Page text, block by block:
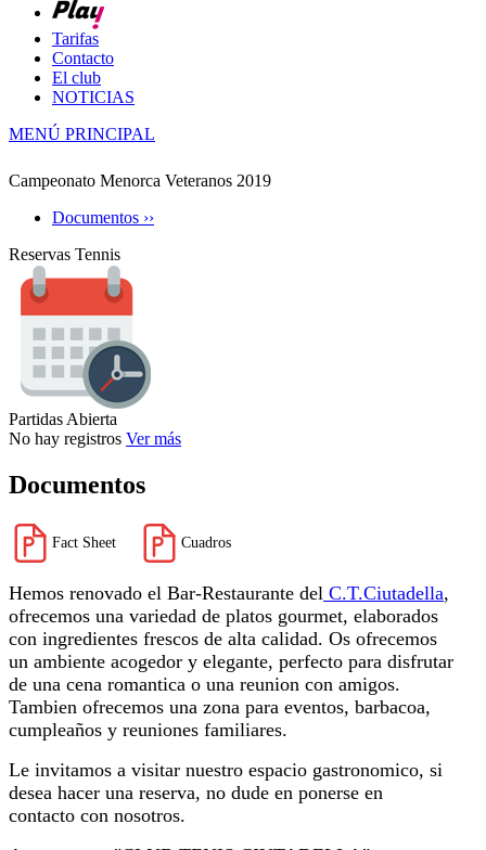
Tarifas
Contacto
El club
NOTICIAS
MENÚ PRINCIPAL
Campeonato Menorca Veteranos 2019
Documentos ››
Reservas Tennis
Partidas Abierta
No hay registros Ver más
Documentos
Fact Sheet Cuadros
Hemos renovado el Bar-Restaurante del C.T.Ciutadella,
ofrecemos una variedad de platos gourmet, elaborados
con ingredientes frescos de alta calidad. Os ofrecemos
un ambiente acogedor y elegante, perfecto para disfrutar
de una cena romantica o una reunion con amigos.
Tambien ofrecemos una zona para eventos, barbacoa,
cumpleaños y reuniones familiares.
Le invitamos a visitar nuestro espacio gastronomico, si
desea hacer una reserva, no dude en ponerse en
contacto con nosotros.